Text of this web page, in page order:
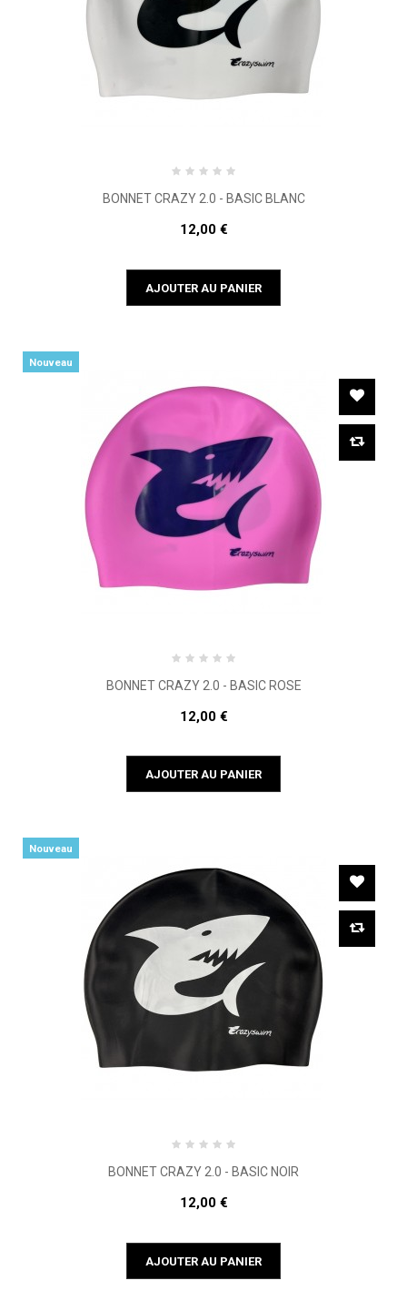
BONNET CRAZY 2.0 - BASIC BLANC
12,00 €
AJOUTER AU PANIER
Nouveau
BONNET CRAZY 2.0 - BASIC ROSE
12,00 €
AJOUTER AU PANIER
Nouveau
BONNET CRAZY 2.0 - BASIC NOIR
12,00 €
AJOUTER AU PANIER